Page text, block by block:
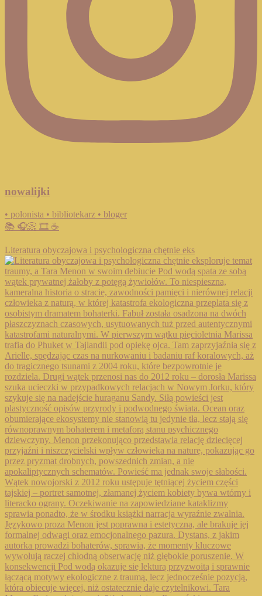
nowalijki
• polonista • bibliotekarz • bloger
📚 🎧📀 🎞️ ☕️
Literatura obyczajowa i psychologiczna chętnie eks